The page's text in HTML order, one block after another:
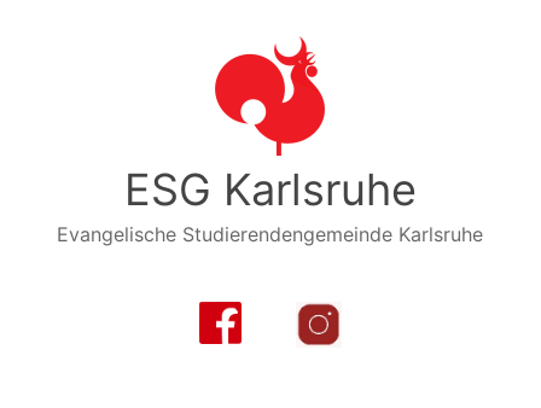
ESG Karlsruhe
Evangelische Studierendengemeinde Karlsruhe